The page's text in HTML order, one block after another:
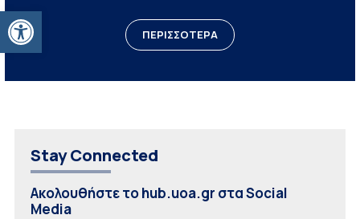
Ανοίξτε τη γραμμή εργαλείων ΠΕΡΙΣΣΟΤΕΡΑ
Stay Connected
Ακολουθήστε το hub.uoa.gr στα Social
Media